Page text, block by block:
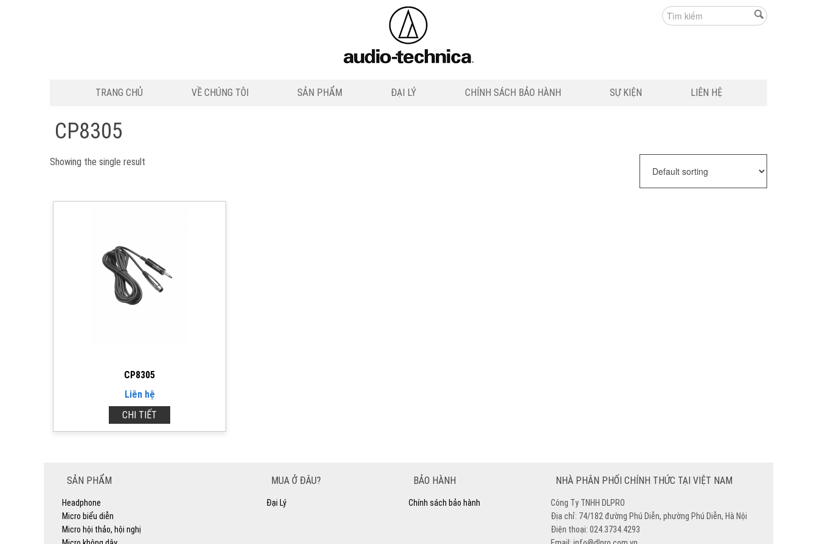
TRANG CHỦ VỀ CHÚNG TÔI SẢN PHẨM ĐẠI LÝ CHÍNH SÁCH BẢO HÀNH SỰ KIỆN LIÊN HỆ
CP8305
Showing the single result
CP8305
Liên hệ
CHI TIẾT
SẢN PHẨM
Headphone
Micro biểu diễn
Micro hội thảo, hội nghị
MUA Ở ĐÂU?
Đại Lý
BẢO HÀNH
Chính sách bảo hành
NHÀ PHÂN PHỐI CHÍNH THỨC TẠI VIỆT NAM
Công Ty TNHH DLPRO
Địa chỉ: 74/182 đường Phú Diễn, phường Phú Diễn, Hà Nội
Điện thoại: 024.3734.4293